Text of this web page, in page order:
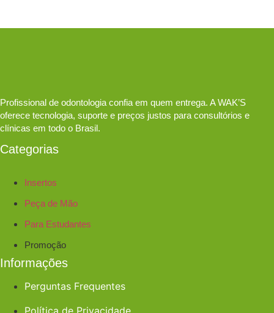
Profissional de odontologia confia em quem entrega. A WAK’S
oferece tecnologia, suporte e preços justos para consultórios e
clínicas em todo o Brasil.
Categorias
Insertos
Peça de Mão
Para Estudantes
Promoção
Informações
Perguntas Frequentes
Política de Privacidade